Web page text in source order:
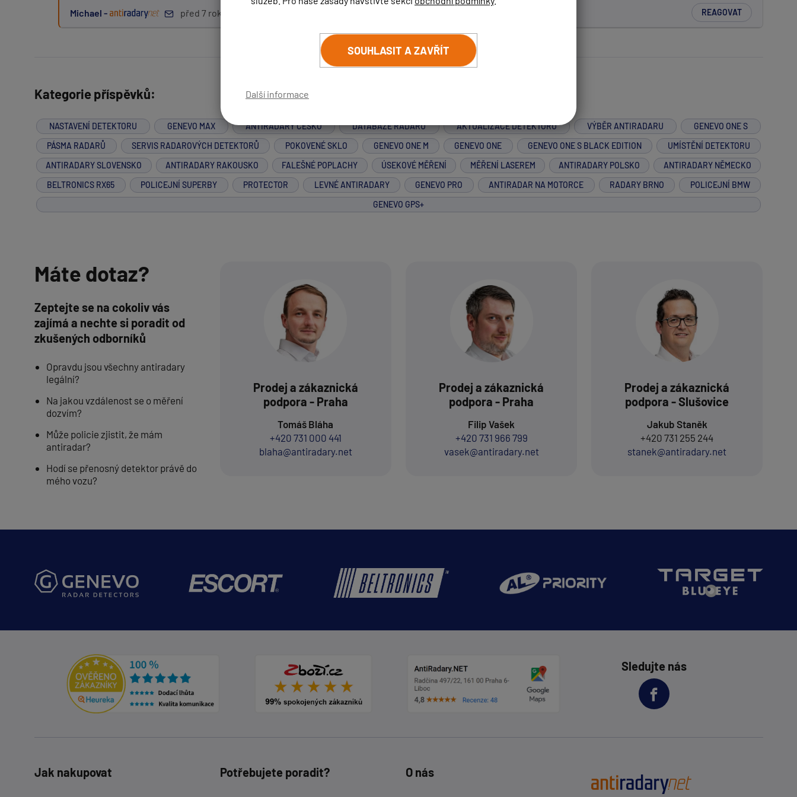
SOUHLASIT A ZAVŘÍT
Další informace
Michael - před 7 roky REAGOVAT
Kategorie příspěvků:
NASTAVENÍ DETEKTORU GENEVO MAX ANTIRADARY ČESKO DATABÁZE RADARŮ AKTUALIZACE DETEKTORŮ VÝBĚR ANTIRADARU
GENEVO ONE S
PÁSMA RADARŮ
SERVIS RADAROVÝCH DETEKTORŮ POKOVENÉ SKLO GENEVO ONE M GENEVO ONE GENEVO ONE S BLACK EDITION
UMÍSTĚNÍ DETEKTORU
ANTIRADARY SLOVENSKO
ANTIRADARY RAKOUSKO FALEŠNÉ POPLACHY ÚSEKOVÉ MĚŘENÍ MĚŘENÍ LASEREM ANTIRADARY POLSKO
ANTIRADARY NĚMECKO
BELTRONICS RX65
POLICEJNÍ SUPERBY PROTECTOR LEVNÉ ANTIRADARY GENEVO PRO ANTIRADAR NA MOTORCE RADARY BRNO
POLICEJNÍ BMW
GENEVO GPS+
Máte dotaz?
Zeptejte se na cokoliv vás
zajímá a nechte si poradit od
zkušených odborníků
Opravdu jsou všechny antiradary
legální?
Na jakou vzdálenost se o měření
dozvím?
Může policie zjistit, že mám
antiradar?
Hodí se přenosný detektor právě do
mého vozu?
Prodej a zákaznická
podpora - Praha
Tomáš Bláha
+420 731 000 441
blaha@antiradary.net
Prodej a zákaznická
podpora - Praha
Filip Vašek
+420 731 966 799
vasek@antiradary.net
Prodej a zákaznická
podpora - Slušovice
Jakub Staněk
+420 731 255 244
stanek@antiradary.net
Sledujte nás
Jak nakupovat Potřebujete poradit? O nás